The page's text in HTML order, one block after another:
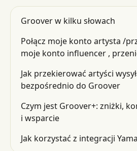
Groover w kilku słowach
Połącz moje konto artysta /
moje konto influencer ,
Jak przekierować artyści
bezpośrednio do Groover
Czym jest Groover+: zniżki,
i wsparcie
Jak korzystać z integracji